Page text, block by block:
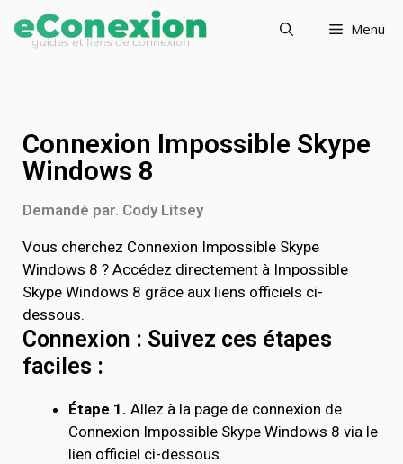
Menu
Connexion Impossible Skype
Windows 8
Demandé par. Cody Litsey
Vous cherchez Connexion Impossible Skype
Windows 8 ? Accédez directement à Impossible
Skype Windows 8 grâce aux liens officiels ci-
dessous.
Connexion : Suivez ces étapes
faciles :
Étape 1. Allez à la page de connexion de
Connexion Impossible Skype Windows 8 via le
lien officiel ci-dessous.